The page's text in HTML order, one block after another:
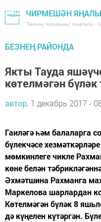
ЧИРМЕШӘН
"Безнең Чирмешән" газетасы -
БЕЗНЕҢ РАЙОНДА
Якты Тауда
көтелмәгән
автор, 1 декабрь 2017 -
Гаиләгә һәм балаларга
бүлекчәсе
мөмкинлеге чикле
көне белән
Әхмәтшина Рахманга
Маркелова шарлардан
Көтелмәгән бүләк 8
дә күңелен күтәргән.